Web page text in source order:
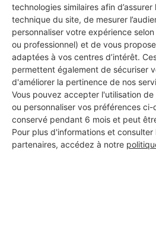
technologies similaires afin
technique du site, de mesurer
personnaliser votre expérience
ou professionnel) et de vous
adaptées à vos centres d’intérêt.
permettent également de sécuriser
d'améliorer la pertinence de nos
Vous pouvez accepter l'utilisation
ou personnaliser vos préférences
conservé pendant 6 mois et peut
Pour plus d'informations et consulter
partenaires, accédez à notre
DEMANDER UN